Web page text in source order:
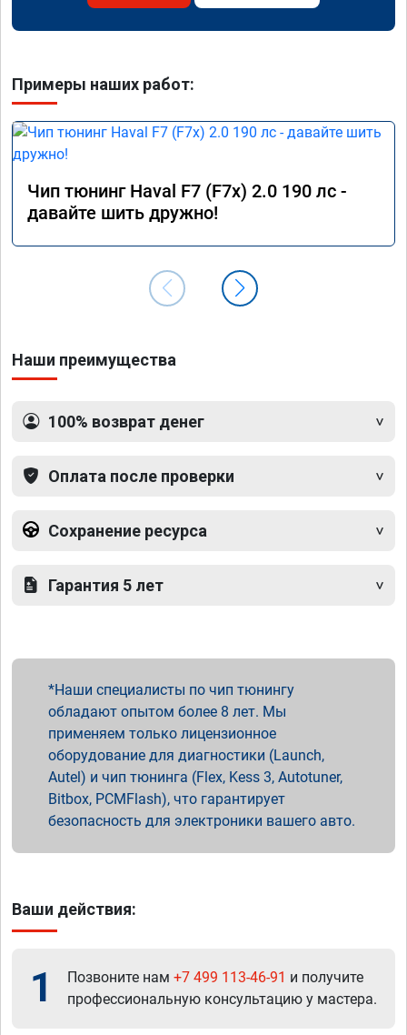
Примеры наших работ:
Чип тюнинг Haval F7 (F7x) 2.0 190 лс -
давайте шить дружно!
Наши преимущества
100% возврат денег
Оплата после проверки
Сохранение ресурса
Гарантия 5 лет
Наши специалисты по чип тюнингу
обладают опытом более 8 лет. Мы
применяем только лицензионное
оборудование для диагностики (Launch,
Autel) и чип тюнинга (Flex, Kess 3, Autotuner,
Bitbox, PCMFlash), что гарантирует
безопасность для электроники вашего авто.
Ваши действия:
1 Позвоните нам +7 499 113-46-91 и получите
профессиональную консультацию у мастера.